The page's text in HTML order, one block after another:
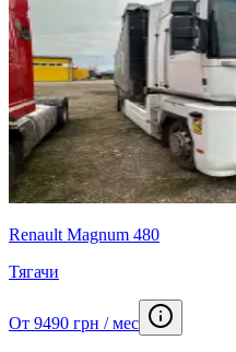
Renault Magnum 480
Тягачи
От 9490 грн / мес